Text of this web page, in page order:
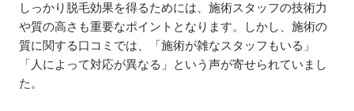
しっかり脱毛効果を得るためには、施術スタッフの技術力
や質の高さも重要なポイントとなります。しかし、施術の
質に関する口コミでは、「施術が雑なスタッフもいる」
「人によって対応が異なる」という声が寄せられていまし
た。